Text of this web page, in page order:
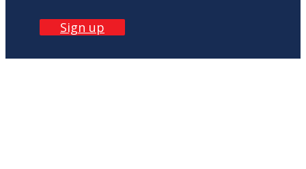
Sign up